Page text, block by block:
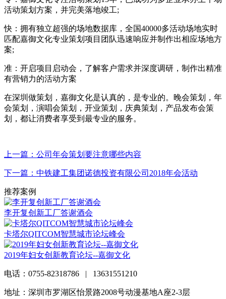
活动策划方案，并完美落地竣工;
快：拥有独立超强的场地数据库，全国40000多活动场地实时
匹配嘉御文化专业策划项目团队迅速响应并制作出相应场地方
案;
准：开启项目启动会，了解客户需求并深度调研，制作出精准
有营销力的活动方案
在深圳做策划，嘉御文化是认真的，是专业的。晚会策划，年
会策划，演唱会策划，开业策划，庆典策划，产品发布会策
划，都让消费者享受到最专业的服务。
上一篇：公司年会策划要注意哪些内容
下一篇：中铁建工集团诺德投资有限公司2018年会活动
推荐案例
李开复创新工厂答谢酒会
卡塔尔QITCOM智慧城市论坛峰会
2019年妇女创新教育论坛--嘉御文化
电话：0755-82318786 | 13631551210
地址：深圳市罗湖区怡景路2008号动漫基地A座2-3层